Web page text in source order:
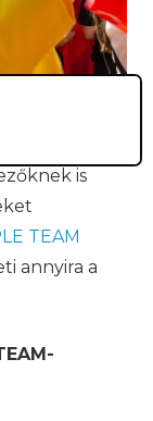
is
TEAM
annyira a